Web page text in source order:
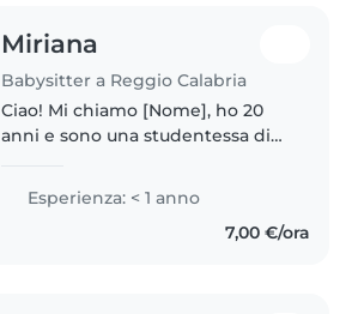
Miriana
Babysitter a Reggio Calabria
Ciao! Mi chiamo [Nome], ho 20
anni e sono una studentessa di
persona responsabile, paziente e
affidabile, con ottime capacità
organizzative e relazionali...
Esperienza: < 1 anno
7,00 €/ora